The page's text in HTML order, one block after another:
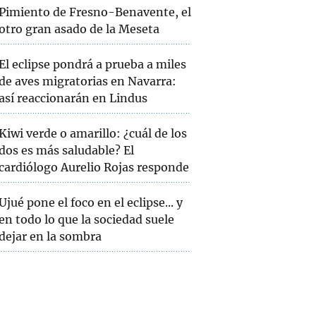
de Fresno-Benavente, el
gran asado de la Meseta
eclipse pondrá a prueba a miles
aves migratorias en Navarra:
reaccionarán en Lindus
verde o amarillo: ¿cuál de los
es más saludable? El
Aurelio Rojas responde
pone el foco en el eclipse... y
todo lo que la sociedad suele
en la sombra